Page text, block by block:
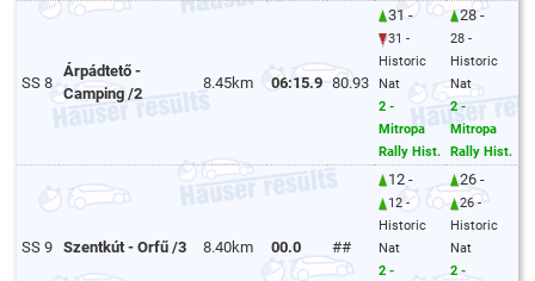
SS 8
Árpádtető -
Camping /2
8.45km 06:15.9 80.93
31 -
31 -
Historic
Nat
2 -
Mitropa
Rally Hist.
28 -
28 -
Historic
Nat
2 -
Mitropa
Rally Hist.
SS 9 Szentkút - Orfű /3 8.40km 00.0 ##
12 -
12 -
Historic
Nat
2 -
26 -
26 -
Historic
Nat
2 -